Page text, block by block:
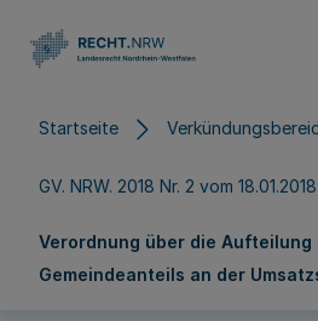
Startseite
GV. NRW. 2018 Nr. 2 vom 18.01.2018
Verordnung über die Aufteilung
Gemeindeanteils an der